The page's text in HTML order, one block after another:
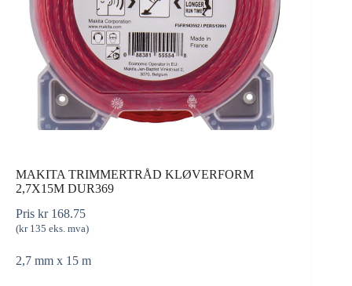
MAKITA TRIMMERTRÅD KLØVERFORM
2,7X15M DUR369
Pris kr168.75
(kr135 eks. mva)
2,7 mm x 15 m